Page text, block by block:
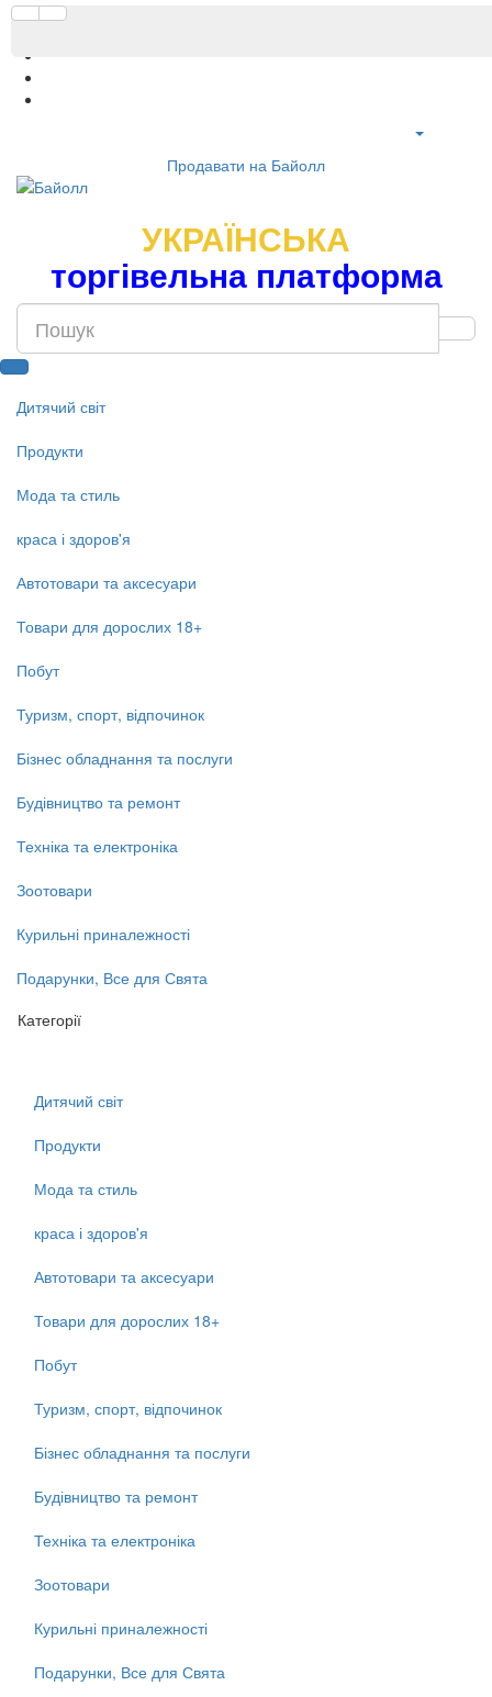
Продавати на Байолл
УКРАЇНСЬКА
торгівельна платформа
Дитячий світ
Продукти
Мода та стиль
краса і здоров'я
Автотовари та аксесуари
Товари для дорослих 18+
Побут
Туризм, спорт, відпочинок
Бізнес обладнання та послуги
Будівництво та ремонт
Техніка та електроніка
Зоотовари
Курильні приналежності
Подарунки, Все для Свята
Категорії
Дитячий світ
Продукти
Мода та стиль
краса і здоров'я
Автотовари та аксесуари
Товари для дорослих 18+
Побут
Туризм, спорт, відпочинок
Бізнес обладнання та послуги
Будівництво та ремонт
Техніка та електроніка
Зоотовари
Курильні приналежності
Подарунки, Все для Свята